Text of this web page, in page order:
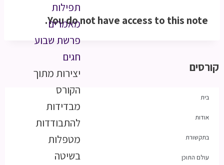
תפילות
מאמרים
פרשת שבוע
חגים
יצירות מתוך
הקורס
מבדידות
להתבודדות
מטפלות
בשיטה
You do not have access to this note.
קורסים
בית
אודות
בתקשורת
עולם התוכן